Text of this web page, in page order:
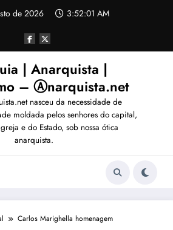
de 2026 3:52:04 AM
| Anarquista |
– Ⓐnarquista.net
nasceu da necessidade de
moldada pelos senhores do capital,
e do Estado, sob nossa ótica
anarquista.
Carlos Marighella homenagem